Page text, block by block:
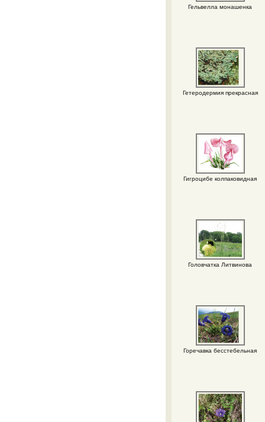
Гельвелла монашенка
Гетеродермия прекрасная
Гигроцибе колпаковидная
Головчатка Литвинова
Горечавка бесстебельная